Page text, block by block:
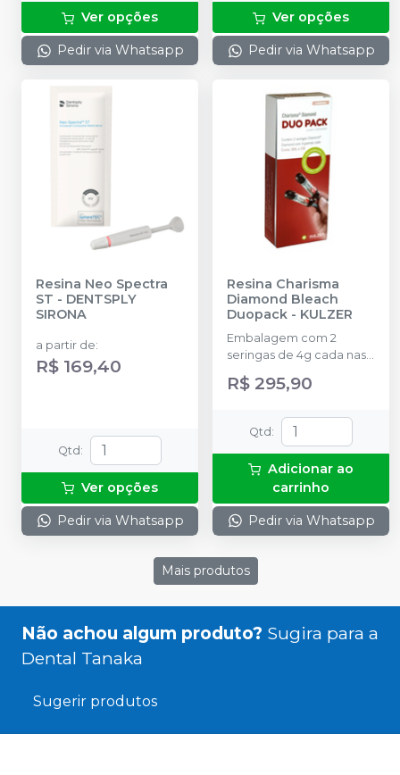
Ver opções
Pedir via Whatsapp
Ver opções
Pedir via Whatsapp
Resina Neo Spectra
ST - DENTSPLY
SIRONA
a partir de:
R$ 169,40
Qtd :
Ver opções
Pedir via Whatsapp
Resina Charisma
Diamond Bleach
Duopack - KULZER
Embalagem com 2
seringas de 4g cada nas
cores BXL e OB.
R$ 295,90
Qtd :
Adicionar ao
carrinho
Pedir via Whatsapp
Mais produtos
Não achou algum produto? Sugira para a
Dental Tanaka
Sugerir produtos